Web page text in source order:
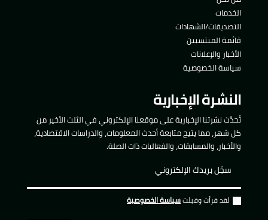
الخدمات
التصديقات/الشهادات
قائمة المنتسبين
الأخبار والإعلانات
سياسة الخصوصية
النشرة الإخبارية
تُحدَّث نشرتنا الإخبارية على موقعنا الإلكتروني في الثلث الأخير من
كل شهر، مما يتيح متابعة أحدث المعلومات، والدراسات الاقتصادية،
والأخبار، والمسابقات، والفعاليات ذات الصلة.
لقد قرأت وقبلتسياسة الخصوصية